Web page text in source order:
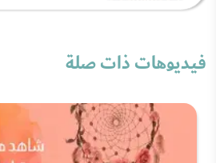
فيديوهات ذات صلة